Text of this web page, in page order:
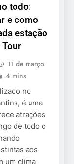
todo:
e como
estação
Tour
11 de março
4 mins
no
é uma
atrações
de todo o
aos
um clima